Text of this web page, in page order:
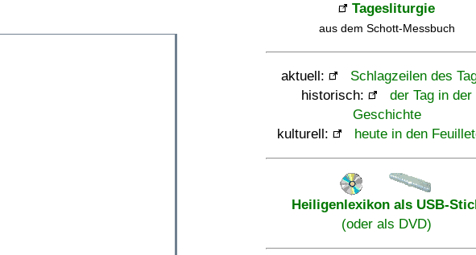
Tagesliturgie
aus dem Schott-Messbuch
aktuell:
Schlagzeilen des
historisch:
der Tag in der
Geschichte
kulturell:
heute in den
Heiligenlexikon als USB-
(oder als DVD)